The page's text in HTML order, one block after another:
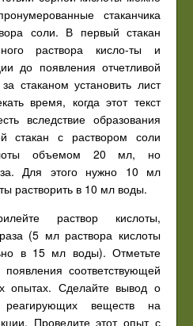
стаканчика
соли. В первый стакан
раствора кисло-ты и
до появления отчетливой
стаканом установить лист
время, когда этот текст
вследствие образования
стакан с раствором соли
объемом 20 мл, но
Для этого нужно 10 мл
растворить в 10 мл воды.
раствор кислоты,
(5 мл раствора кислоты
в 15 мл воды). Отметьте
соответствующей
опытах. Сделайте вывод о
реагирующих веществ на
Проведите этот опыт с